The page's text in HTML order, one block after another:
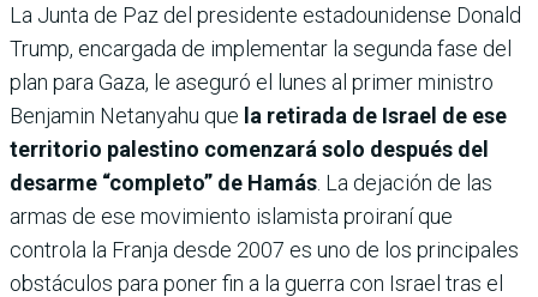
La Junta de Paz del presidente estadounidense Donald
Trump, encargada de implementar la segunda fase del
plan para Gaza, le aseguró el lunes al primer ministro
Benjamin Netanyahu que la retirada de Israel de ese
territorio palestino comenzará solo después del
desarme “completo” de Hamás . La dejación de las
armas de ese movimiento islamista proiraní que
controla la Franja desde 2007 es uno de los principales
obstáculos para poner fin a la guerra con Israel tras el